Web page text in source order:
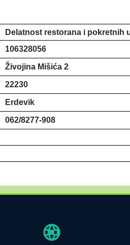
Delatnost restorana i pokretnih
106328056
Živojina Mišića 2
22230
Erdevik
062/8277-908